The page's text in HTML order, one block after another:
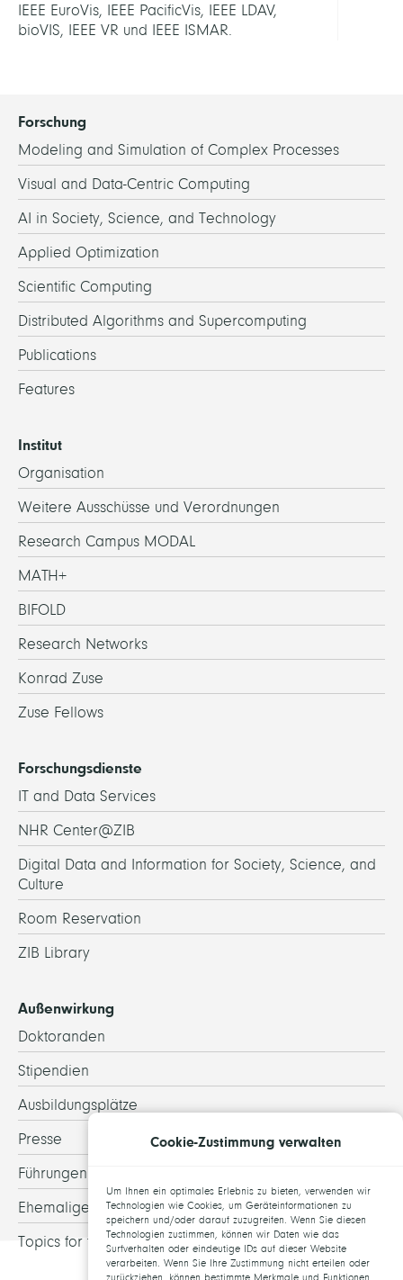
IEEE EuroVis, IEEE PacificVis, IEEE LDAV,
bioVIS, IEEE VR und IEEE ISMAR.
Forschung
Modeling and Simulation of Complex Processes
Visual and Data-Centric Computing
AI in Society, Science, and Technology
Applied Optimization
Scientific Computing
Distributed Algorithms and Supercomputing
Publications
Features
Institut
Organisation
Weitere Ausschüsse und Verordnungen
Research Campus MODAL
MATH+
BIFOLD
Research Networks
Konrad Zuse
Zuse Fellows
Forschungsdienste
IT and Data Services
NHR Center@ZIB
Digital Data and Information for Society, Science, and
Culture
Room Reservation
ZIB Library
Außenwirkung
Doktoranden
Stipendien
Ausbildungsplätze
Presse
Führungen
Ehemalige
Topics for theses
Cookie-Zustimmung verwalten
Um Ihnen ein optimales Erlebnis zu bieten, verwenden wir
Technologien wie Cookies, um Geräteinformationen zu
speichern und/oder darauf zuzugreifen. Wenn Sie diesen
Technologien zustimmen, können wir Daten wie das
Surfverhalten oder eindeutige IDs auf dieser Website
verarbeiten. Wenn Sie Ihre Zustimmung nicht erteilen oder